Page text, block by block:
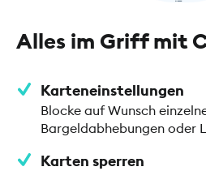
Alles im Griff mit
Karteneinstellungen
Blocke auf Wunsch
Bargeldabhebungen oder
Karten sperren